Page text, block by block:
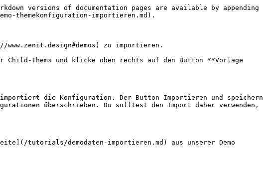
versions of documentation pages are available by appending
themekonfiguration-importieren.md).
zu importieren.
Thems und klicke oben rechts auf den Button **Vorlage
die Konfiguration. Der Button Importieren und speichern
überschrieben. Du solltest den Import daher verwenden,
tutorials/demodaten-importieren.md) aus unserer Demo